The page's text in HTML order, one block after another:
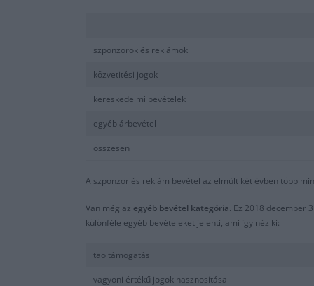
szponzorok és reklámok
közvetitési jogok
kereskedelmi bevételek
egyéb árbevétel
összesen
A szponzor és reklám bevétel az elmúlt két évben több
Van még az egyéb bevétel kategória. Ez 2018 december
különféle egyéb bevételeket jelenti, ami így néz ki:
tao támogatás
vagyoni értékű jogok hasznosítása